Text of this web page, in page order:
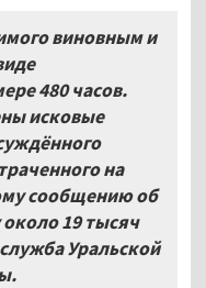
виновным и
480 часов.
исковые
на
сообщению об
19 тысяч
Уральской